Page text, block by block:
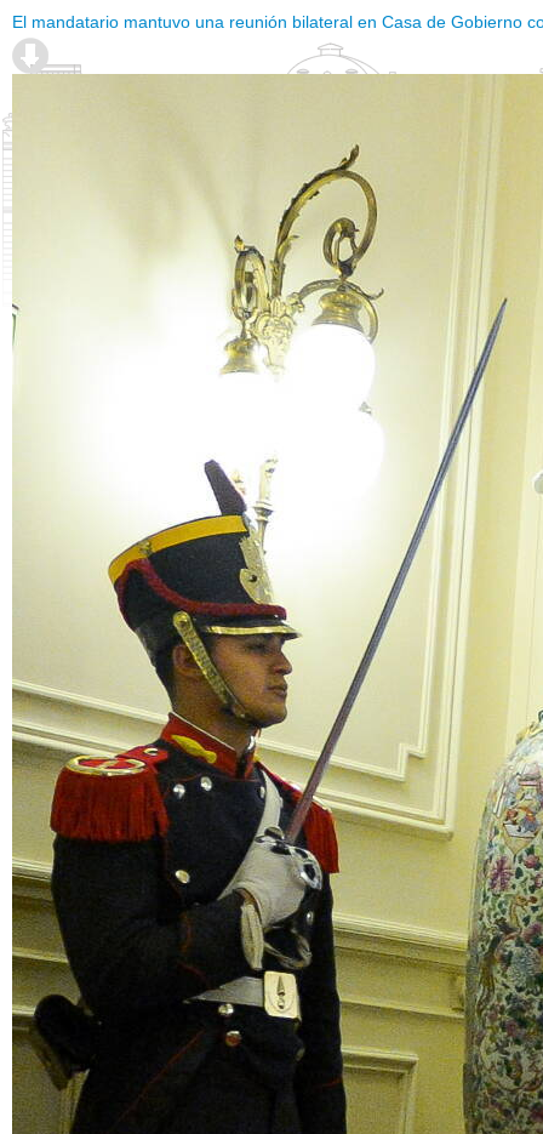
El mandatario mantuvo una reunión bilateral en Casa de Gobierno